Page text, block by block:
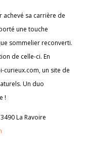
sa carrière de
une touche
sommelier reconverti.
de celle-ci. En
curieux.com, un site de
Un duo
!
La Ravoire